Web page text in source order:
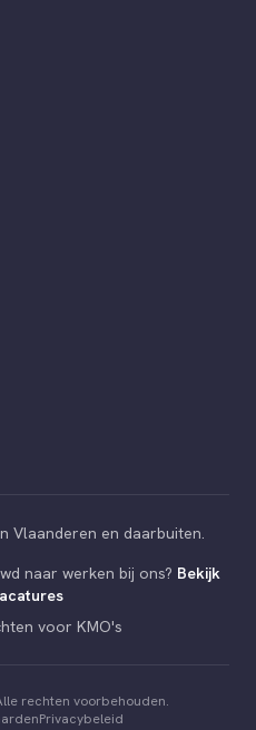
Vlaanderen en daarbuiten.
naar werken bij ons? Bekijk
voor KMO's
rechten voorbehouden.
Privacybeleid